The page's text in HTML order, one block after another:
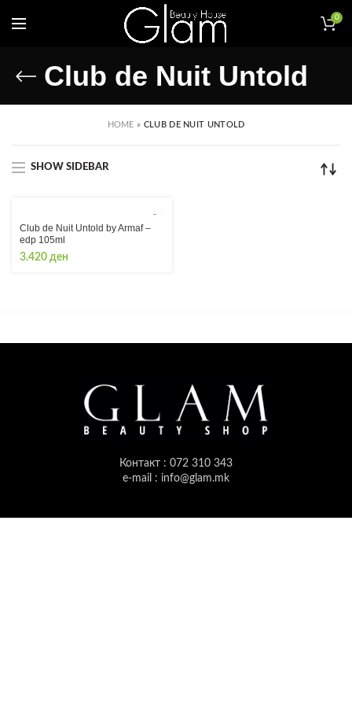
0
Club de Nuit Untold
HOME » CLUB DE NUIT UNTOLD
SHOW SIDEBAR
Club de Nuit Untold by Armaf –
edp 105ml
3.420 ден
Контакт : 072 310 343
e-mail : info@glam.mk